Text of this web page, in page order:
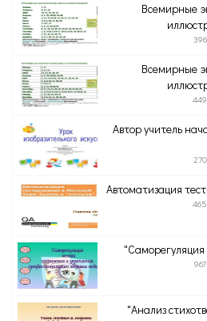
Всемирные
Всемирные
Автор учитель
Автоматизация
"Саморегуляция
"Анализ